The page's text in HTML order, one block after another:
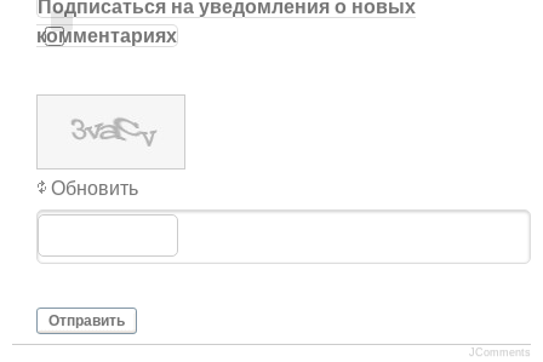
Подписаться на уведомления о новых
комментариях
Обновить
Отправить
JComments